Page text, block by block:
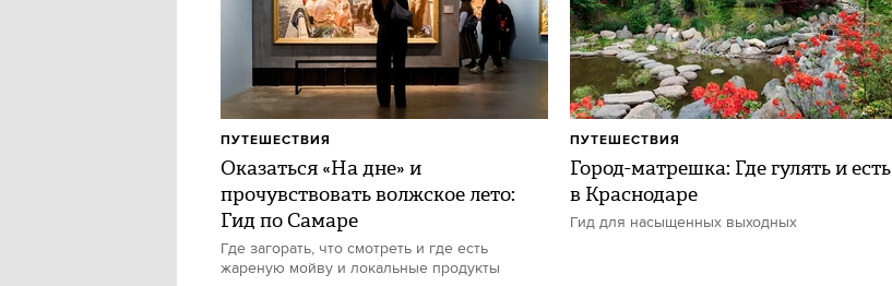
Оказаться «На дне» и
прочувствовать волжское лето:
Гид по Самаре
Где загорать, что смотреть и где есть
жареную мойву и локальные продукты
ПУТЕШЕСТВИЯ
Город-матрешка: Где гулять и есть
в Краснодаре
Гид для насыщенных выходных
ПУТЕШЕСТВИЯ